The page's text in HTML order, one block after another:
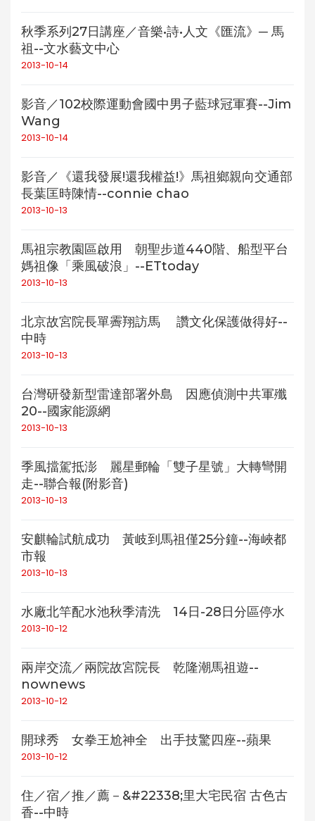
秋季系列27日講座／音樂•詩•人文《匯流》─ 馬
祖--文水藝文中心
2013-10-14
影音／102校際運動會國中男子藍球冠軍賽--Jim
Wang
2013-10-14
影音／《還我發展!還我權益!》馬祖鄉親向交通部
長葉匡時陳情--connie chao
2013-10-13
馬祖宗教園區啟用 朝聖步道440階、船型平台
媽祖像「乘風破浪」--ETtoday
2013-10-13
北京故宮院長單霽翔訪馬 讚文化保護做得好--
中時
2013-10-13
台灣研發新型雷達部署外島 因應偵測中共軍殲
20--國家能源網
2013-10-13
季風擋駕抵澎 麗星郵輪「雙子星號」大轉彎開
走--聯合報(附影音)
2013-10-13
安麒輪試航成功 黃岐到馬祖僅25分鐘--海峽都
市報
2013-10-13
水廠北竿配水池秋季清洗 14日-28日分區停水
2013-10-12
兩岸交流／兩院故宮院長 乾隆潮馬祖遊--
nownews
2013-10-12
開球秀 女拳王尬神全 出手技驚四座--蘋果
2013-10-12
住／宿／推／薦－&#22338;里大宅民宿 古色古
香--中時